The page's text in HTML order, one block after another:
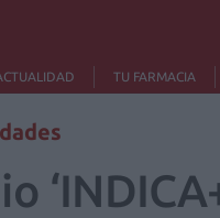
TU FARMACIA